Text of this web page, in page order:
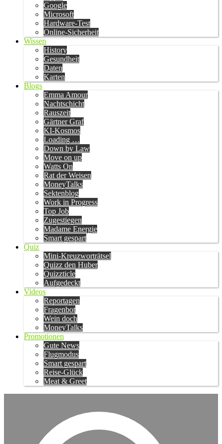
Google
Microsoft
Hardware-Test
Online-Sicherheit
Wissen
History
Gesundheit
Daten
Karten
Blogs
Emma Amour
Nachtschicht
Rauszeit
Gärtner Graf
KI-Kosmos
Loading …
Down by Law
Move on up
Watts On
Rat der Weisen
MoneyTalks
Sektenblog
Work in Progress
Top Job
Zugestiegen
Madame Energie
Smart gespart
Quiz
Mini-Kreuzworträtsel
Quizz den Huber
Quizzticle
Aufgedeckt
Videos
Reportagen
Fragenbot
Wein doch
MoneyTalks
Promotionen
Gute News
Flugmodus
Smart gespart
Reise-Glück
Meat & Greet